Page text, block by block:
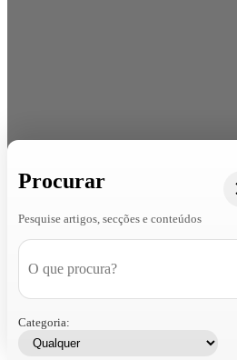
Procurar
Pesquise artigos, secções e conteúdos
Categoria: